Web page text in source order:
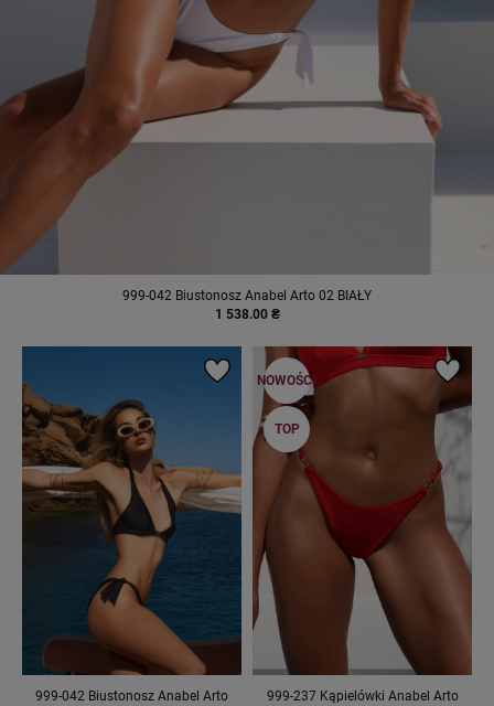
999-042 Biustonosz Anabel Arto 02 BIAŁY
1 538.00 ₴
999-042 Biustonosz Anabel Arto 999-237 Kąpielówki Anabel Arto
NOWOŚCI
TOP